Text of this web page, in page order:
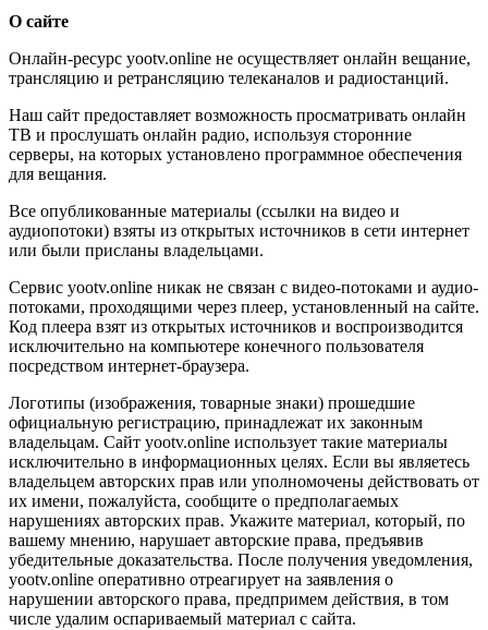
О сайте
Онлайн-ресурс yootv.online не осуществляет онлайн вещание,
трансляцию и ретрансляцию телеканалов и радиостанций.
Наш сайт предоставляет возможность просматривать онлайн
ТВ и прослушать онлайн радио, используя сторонние
серверы, на которых установлено программное обеспечения
для вещания.
Все опубликованные материалы (ссылки на видео и
аудиопотоки) взяты из открытых источников в сети интернет
или были присланы владельцами.
Сервис yootv.online никак не связан с видео-потоками и аудио-
потоками, проходящими через плеер, установленный на сайте.
Код плеера взят из открытых источников и воспроизводится
исключительно на компьютере конечного пользователя
посредством интернет-браузера.
Логотипы (изображения, товарные знаки) прошедшие
официальную регистрацию, принадлежат их законным
владельцам. Сайт yootv.online использует такие материалы
исключительно в информационных целях. Если вы являетесь
владельцем авторских прав или уполномочены действовать от
их имени, пожалуйста, сообщите о предполагаемых
нарушениях авторских прав. Укажите материал, который, по
вашему мнению, нарушает авторские права, предъявив
убедительные доказательства. После получения уведомления,
yootv.online оперативно отреагирует на заявления о
нарушении авторского права, предпримем действия, в том
числе удалим оспариваемый материал с сайта.